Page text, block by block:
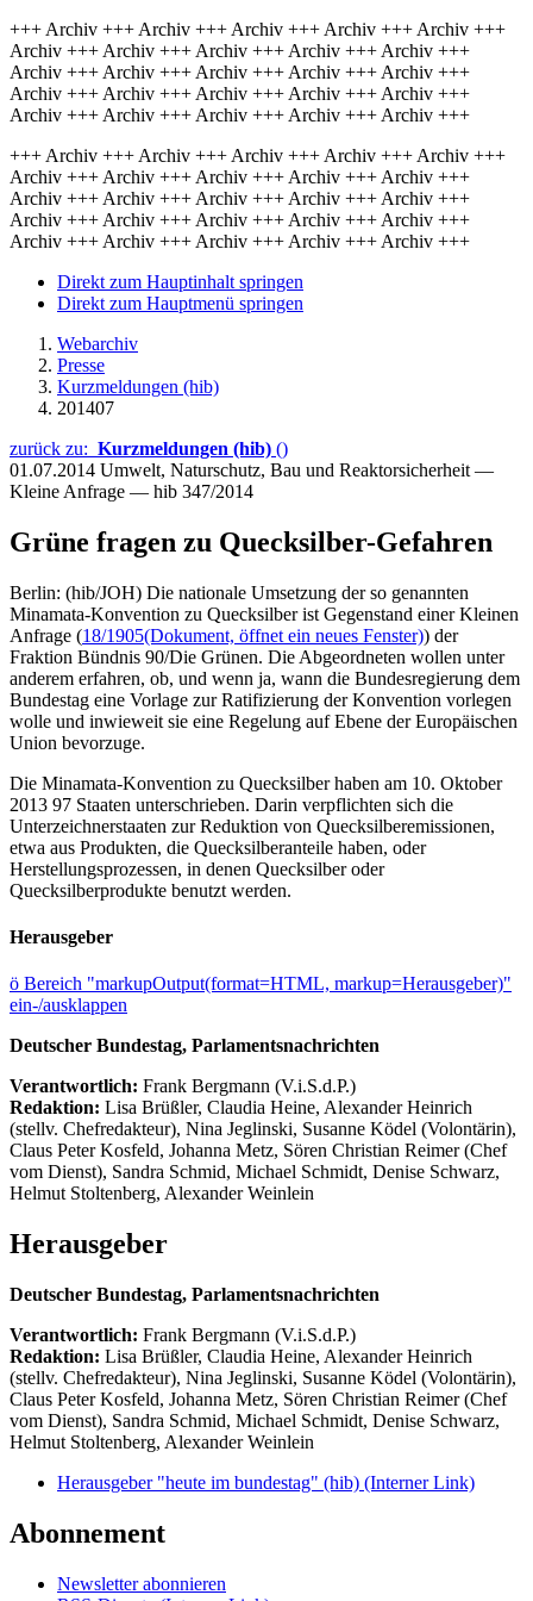
+++ Archiv +++ Archiv +++ Archiv +++ Archiv +++ Archiv +++
Archiv +++ Archiv +++ Archiv +++ Archiv +++ Archiv +++
Archiv +++ Archiv +++ Archiv +++ Archiv +++ Archiv +++
Archiv +++ Archiv +++ Archiv +++ Archiv +++ Archiv +++
Archiv +++ Archiv +++ Archiv +++ Archiv +++ Archiv +++
+++ Archiv +++ Archiv +++ Archiv +++ Archiv +++ Archiv +++
Archiv +++ Archiv +++ Archiv +++ Archiv +++ Archiv +++
Archiv +++ Archiv +++ Archiv +++ Archiv +++ Archiv +++
Archiv +++ Archiv +++ Archiv +++ Archiv +++ Archiv +++
Archiv +++ Archiv +++ Archiv +++ Archiv +++ Archiv +++
Direkt zum Hauptinhalt springen
Direkt zum Hauptmenü springen
Webarchiv
Presse
Kurzmeldungen (hib)
201407
zurück zu: Kurzmeldungen (hib) ()
01.07.2014 Umwelt, Naturschutz, Bau und Reaktorsicherheit —
Kleine Anfrage — hib 347/2014
Grüne fragen zu Quecksilber-Gefahren
Berlin: (hib/JOH) Die nationale Umsetzung der so genannten
Minamata-Konvention zu Quecksilber ist Gegenstand einer Kleinen
Anfrage (18/1905(Dokument, öffnet ein neues Fenster)) der
Fraktion Bündnis 90/Die Grünen. Die Abgeordneten wollen unter
anderem erfahren, ob, und wenn ja, wann die Bundesregierung dem
Bundestag eine Vorlage zur Ratifizierung der Konvention vorlegen
wolle und inwieweit sie eine Regelung auf Ebene der Europäischen
Union bevorzuge.
Die Minamata-Konvention zu Quecksilber haben am 10. Oktober
2013 97 Staaten unterschrieben. Darin verpflichten sich die
Unterzeichnerstaaten zur Reduktion von Quecksilberemissionen,
etwa aus Produkten, die Quecksilberanteile haben, oder
Herstellungsprozessen, in denen Quecksilber oder
Quecksilberprodukte benutzt werden.
Herausgeber
ö Bereich "markupOutput(format=HTML, markup=Herausgeber)"
ein-/ausklappen
Deutscher Bundestag, Parlamentsnachrichten
Verantwortlich: Frank Bergmann (V.i.S.d.P.)
Redaktion: Lisa Brüßler, Claudia Heine, Alexander Heinrich
(stellv. Chefredakteur), Nina Jeglinski, Susanne Ködel (Volontärin),
Claus Peter Kosfeld, Johanna Metz, Sören Christian Reimer (Chef
vom Dienst), Sandra Schmid, Michael Schmidt, Denise Schwarz,
Helmut Stoltenberg, Alexander Weinlein
Herausgeber
Deutscher Bundestag, Parlamentsnachrichten
Verantwortlich: Frank Bergmann (V.i.S.d.P.)
Redaktion: Lisa Brüßler, Claudia Heine, Alexander Heinrich
(stellv. Chefredakteur), Nina Jeglinski, Susanne Ködel (Volontärin),
Claus Peter Kosfeld, Johanna Metz, Sören Christian Reimer (Chef
vom Dienst), Sandra Schmid, Michael Schmidt, Denise Schwarz,
Helmut Stoltenberg, Alexander Weinlein
Herausgeber "heute im bundestag" (hib) (Interner Link)
Abonnement
Newsletter abonnieren